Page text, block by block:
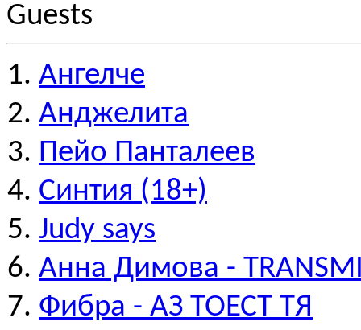
Guests
Ангелче
Анджелита
Пейо Панталеев
Синтия (18+)
Judy says
Анна Димова -
Фибра - АЗ ТОЕСТ ТЯ